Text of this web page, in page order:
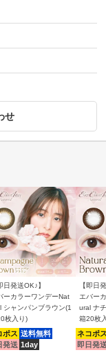
せ
日発送OK♪】
ーカラーワンデーNat
シャンパンブラウン(1
枚入り)
ポス 送料無料
発送 1day
【即日
エバー
ural ナ
箱20枚
ネコポ
即日発